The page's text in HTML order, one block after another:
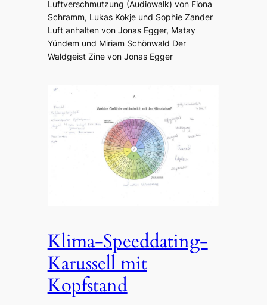
Luftverschmutzung (Audiowalk) von Fiona
Schramm, Lukas Kokje und Sophie Zander
Luft anhalten von Jonas Egger, Matay
Yündem und Miriam Schönwald Der
Waldgeist Zine von Jonas Egger
Klima-Speeddating-
Karussell mit
Kopfstand